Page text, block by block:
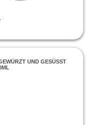
UND GESÜSST T